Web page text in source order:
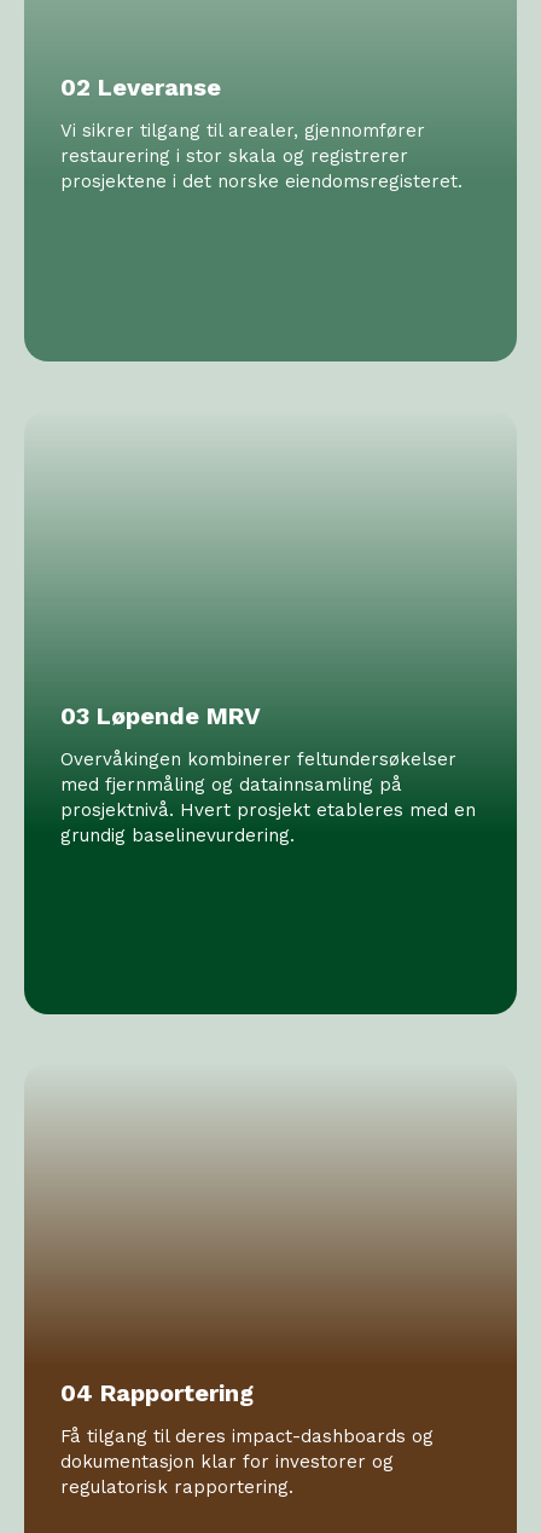
02 Leveranse
Vi sikrer tilgang til arealer, gjennomfører
restaurering i stor skala og registrerer
prosjektene i det norske eiendomsregisteret.
03 Løpende MRV
Overvåkingen kombinerer feltundersøkelser
med fjernmåling og datainnsamling på
prosjektnivå. Hvert prosjekt etableres med en
grundig baselinevurdering.
04 Rapportering
Få tilgang til deres impact-dashboards og
dokumentasjon klar for investorer og
regulatorisk rapportering.